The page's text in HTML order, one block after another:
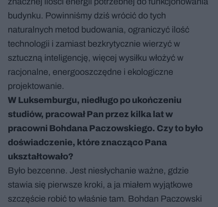
budynku. Powinniśmy dziś wrócić do tych
naturalnych metod budowania, ograniczyć ilość
technologii i zamiast bezkrytycznie wierzyć w
sztuczną inteligencję, więcej wysiłku włożyć w
racjonalne, energooszczędne i ekologiczne
projektowanie.
W Luksemburgu, niedługo po ukończeniu
studiów, pracował Pan przez kilka lat w
pracowni Bohdana Paczowskiego. Czy to było
doświadczenie, które znacząco Pana
ukształtowało?
Było bezcenne. Jest niesłychanie ważne, gdzie
stawia się pierwsze kroki, a ja miałem wyjątkowe
szczęście robić to właśnie tam. Bohdan Paczowski